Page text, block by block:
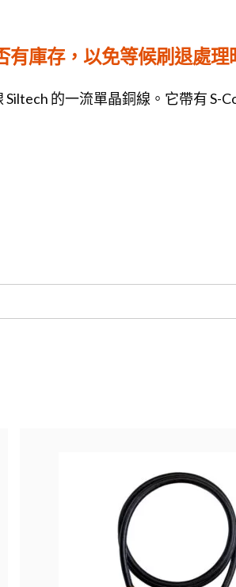
庫存，以免等候刷退處理
的一流單晶銅線。它帶有 S-